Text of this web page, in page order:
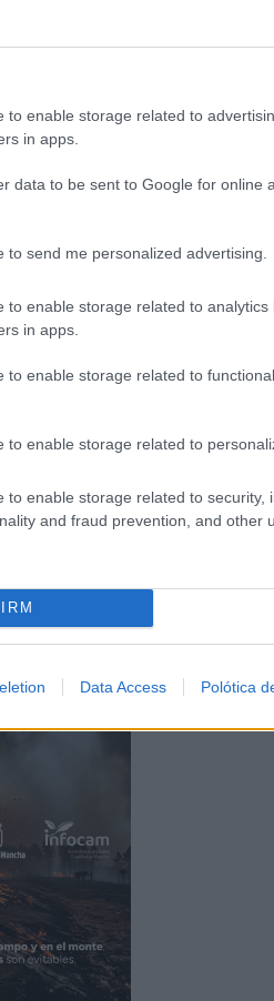
to enable storage related to
in apps.
data to be sent to Google for online
to send me personalized advertising.
to enable storage related to analytics
in apps.
to enable storage related to
to enable storage related to
to enable storage related to security,
and fraud prevention, and other
Data Access Polótica
ambiente y gran